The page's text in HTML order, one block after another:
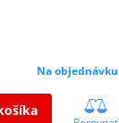
Na objednávku